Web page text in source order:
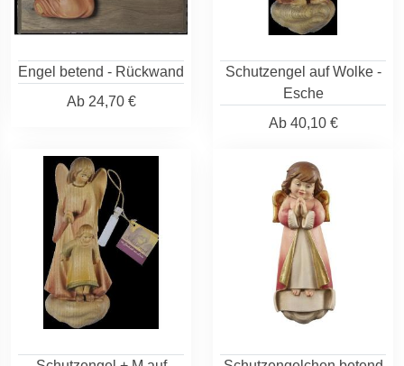
Engel betend - Rückwand
Ab24,70 €
Schutzengel auf Wolke -
Esche
Ab40,10 €